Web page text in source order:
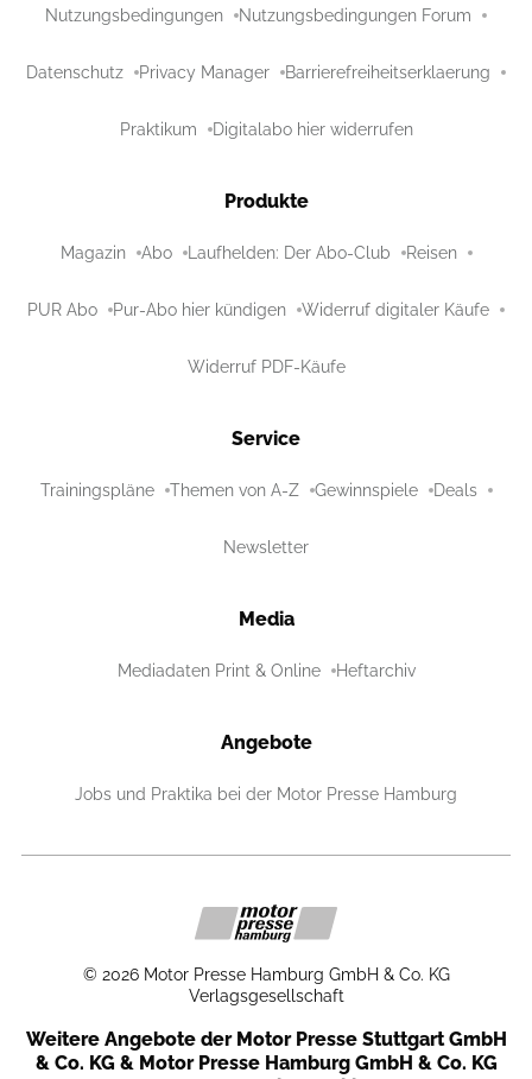
Nutzungsbedingungen Nutzungsbedingungen Forum
Datenschutz Privacy Manager Barrierefreiheitserklaerung
Praktikum Digitalabo hier widerrufen
Produkte
Magazin Abo Laufhelden: Der Abo-Club Reisen
PUR Abo Pur-Abo hier kündigen Widerruf digitaler Käufe
Widerruf PDF-Käufe
Service
Trainingspläne Themen von A-Z Gewinnspiele Deals
Newsletter
Media
Mediadaten Print & Online Heftarchiv
Angebote
Jobs und Praktika bei der Motor Presse Hamburg
© 2026 Motor Presse Hamburg GmbH & Co. KG
Verlagsgesellschaft
Weitere Angebote der Motor Presse Stuttgart GmbH
& Co. KG & Motor Presse Hamburg GmbH & Co. KG